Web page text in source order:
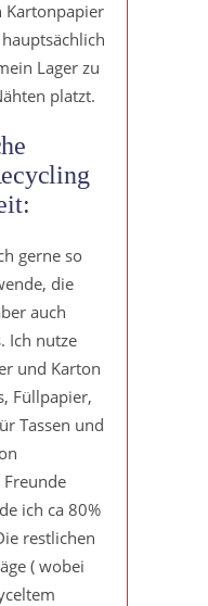
Kartonpapier
Lager zu
platzt.
gerne so
die
auch
Ich nutze
und Karton
Füllpapier,
Tassen und
ich ca 80%
restlichen
( wobei